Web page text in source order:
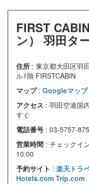
FIRST
ン） 羽田タ
住所 : 東京都大田区羽
ル1階 FIRSTCABIN
マップ : Googleマップ
アクセス : 羽田空港国
すぐ
電話番号 : 03-5757-
営業時間 : チェックイ
10:00
予約サイト : 楽天トラ
Hotels.com Trip.com